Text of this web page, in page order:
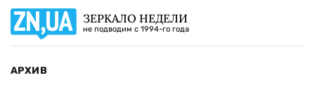
ЗЕРКАЛО НЕДЕЛИ
не подводим с 1994-го года
АРХИВ